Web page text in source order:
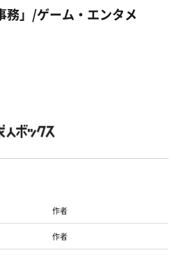
務」/ゲーム・エンタメ
作者
作者